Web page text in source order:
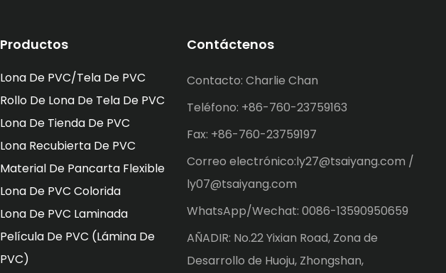
Productos
Lona De PVC/tela De PVC
Rollo De Lona De Tela De PVC
Lona De Tienda De PVC
Lona Recubierta De PVC
Material De Pancarta Flexible
Lona De PVC Colorida
Lona De PVC Laminada
Película De PVC (lámina De
PVC)
Contáctenos
Contacto: Charlie Chan
Teléfono: +86-760-23759163
Fax: +86-760-23759197
Correo electrónico:ly27@tsaiyang.com /
ly07@tsaiyang.com
WhatsApp/Wechat: 0086-13590950659
AÑADIR: No.22 Yixian Road, Zona de
Desarrollo de Huoju, Zhongshan,